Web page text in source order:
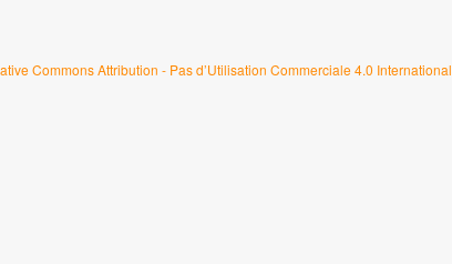
Commons Attribution - Pas d’Utilisation Commerciale 4.0 International